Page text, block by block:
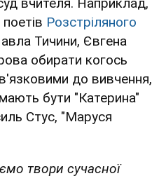
вчителя. Наприклад,
Розстріляного
Тичини, Євгена
обирати когось
до вивчення,
бути "Катерина"
Стус, "Маруся
твори сучасної